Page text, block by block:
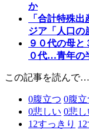
か
「合計特殊
ジア「人口の
９０代の母
０代…青年の
この記事を読んで…
0腹立つ 0腹立
0悲しい 0悲し
12すっきり 12